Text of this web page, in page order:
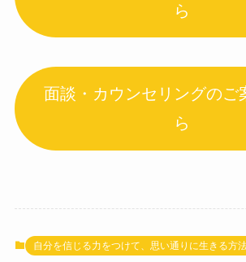
ら
面談・カウンセリングのご
ら
自分を信じる力をつけて、思い通りに生きる方